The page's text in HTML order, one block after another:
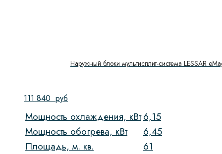
Наружный блоки мультисплит-система LESSAR
111 840 руб
Мощность охлаждения, кВт6,15
Мощность обогрева, кВт
6,45
Площадь, м. кв.
61